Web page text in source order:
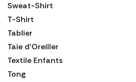
Sweat-Shirt
T-Shirt
Tablier
Taie d'Oreiller
Textile Enfants
Tong